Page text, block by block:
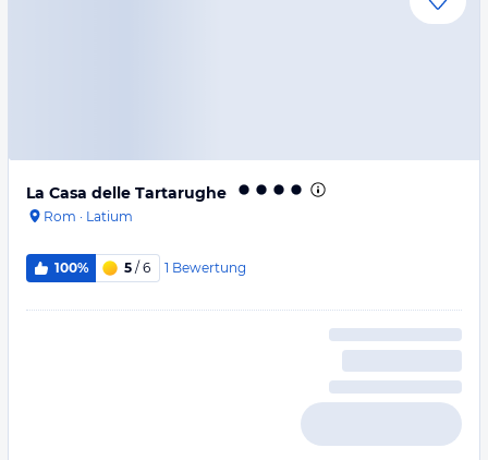
La Casa delle Tartarughe
Rom · Latium
100% 5 / 6 1 Bewertung